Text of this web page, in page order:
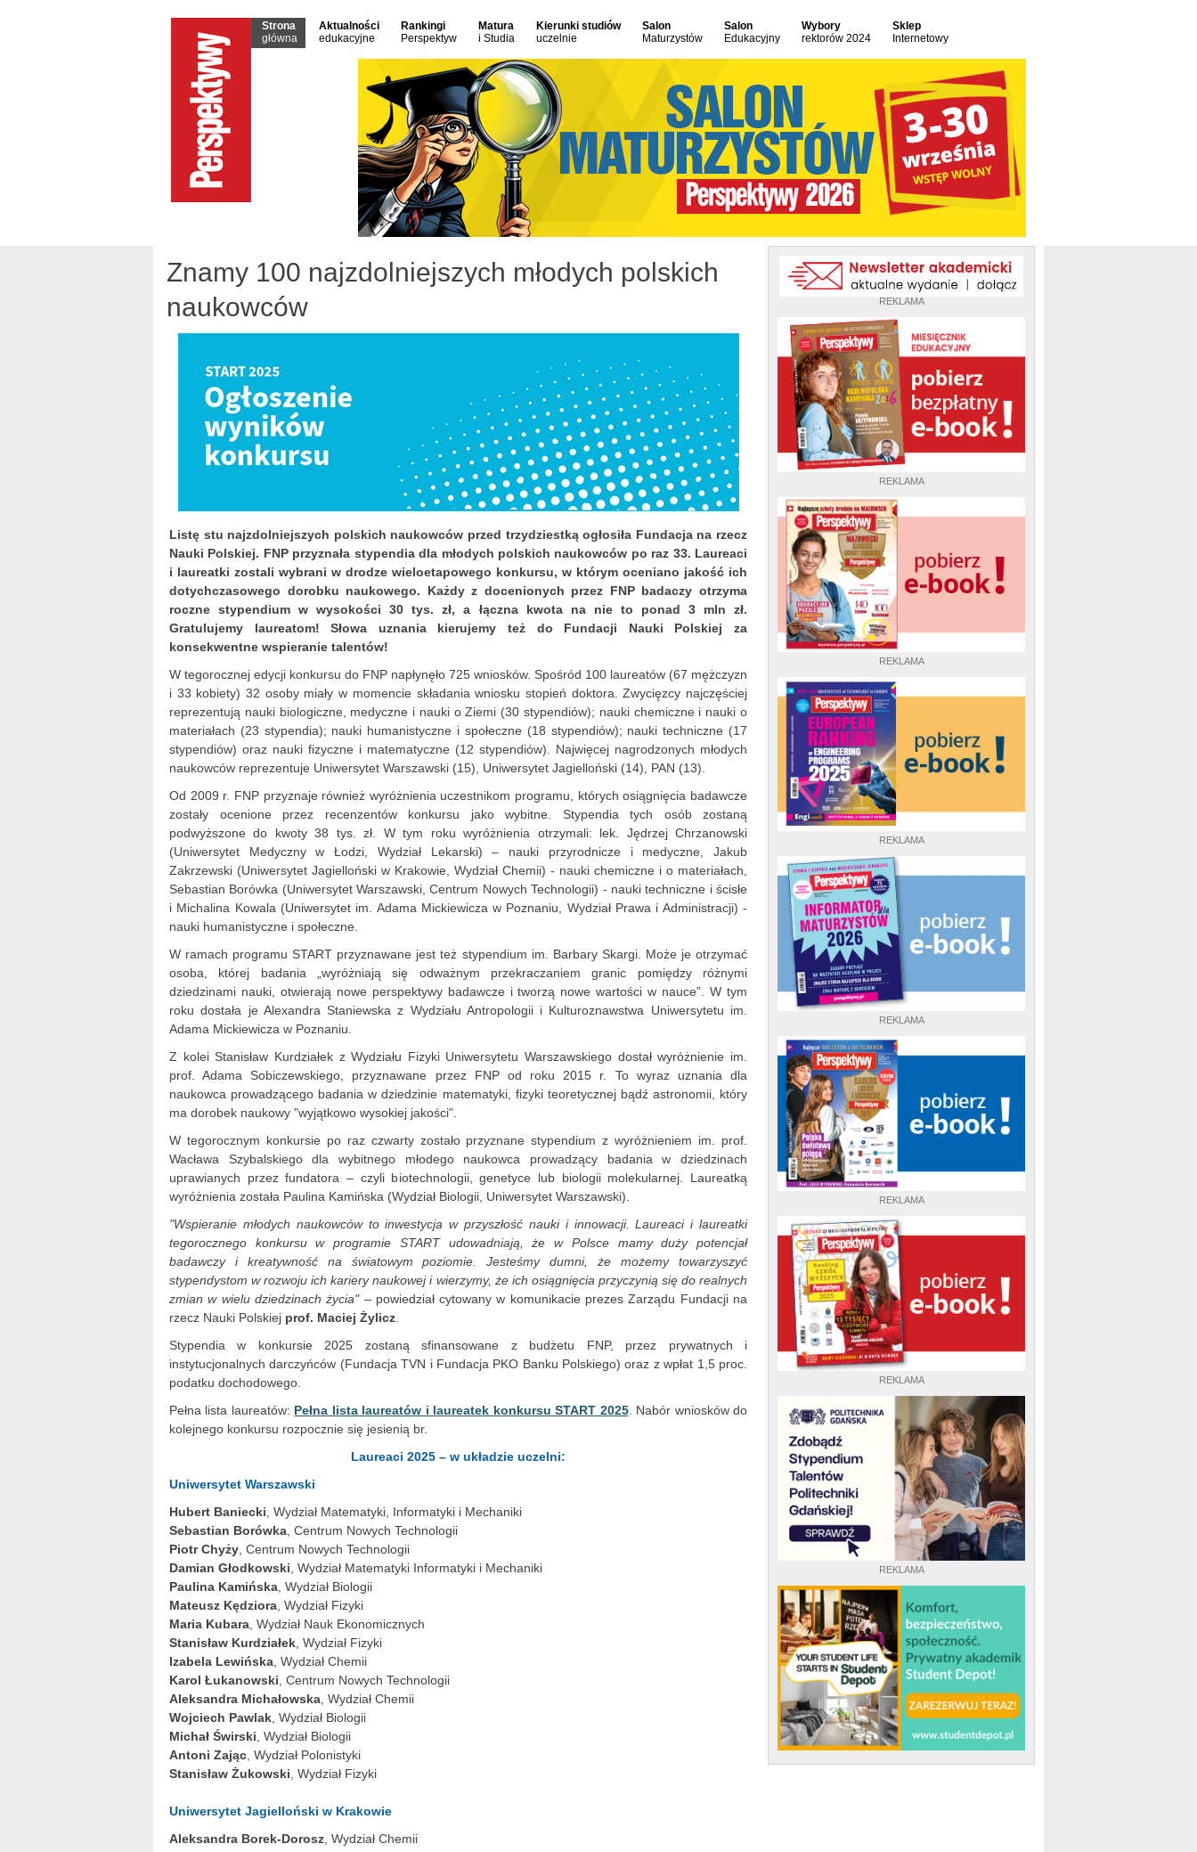
Strona
główna
Aktualności
edukacyjne
Rankingi
Perspektyw
Matura
i Studia
Kierunki studiów
uczelnie
Salon
Maturzystów
Salon
Edukacyjny
Wybory
rektorów 2024
Sklep
Internetowy
REKLAMA
REKLAMA
REKLAMA
REKLAMA
REKLAMA
REKLAMA
REKLAMA
REKLAMA
Znamy 100 najzdolniejszych młodych polskich
naukowców
Listę stu najzdolniejszych polskich naukowców przed trzydziestką ogłosiła Fundacja na rzecz
Nauki Polskiej. FNP przyznała stypendia dla młodych polskich naukowców po raz 33. Laureaci
i laureatki zostali wybrani w drodze wieloetapowego konkursu, w którym oceniano jakość ich
dotychczasowego dorobku naukowego. Każdy z docenionych przez FNP badaczy otrzyma
roczne stypendium w wysokości 30 tys. zł, a łączna kwota na nie to ponad 3 mln zł.
Gratulujemy laureatom! Słowa uznania kierujemy też do Fundacji Nauki Polskiej za
konsekwentne wspieranie talentów!
W tegorocznej edycji konkursu do FNP napłynęło 725 wniosków. Spośród 100 laureatów (67 mężczyzn
i 33 kobiety) 32 osoby miały w momencie składania wniosku stopień doktora. Zwycięzcy najczęściej
reprezentują nauki biologiczne, medyczne i nauki o Ziemi (30 stypendiów); nauki chemiczne i nauki o
materiałach (23 stypendia); nauki humanistyczne i społeczne (18 stypendiów); nauki techniczne (17
stypendiów) oraz nauki fizyczne i matematyczne (12 stypendiów). Najwięcej nagrodzonych młodych
naukowców reprezentuje Uniwersytet Warszawski (15), Uniwersytet Jagielloński (14), PAN (13).
Od 2009 r. FNP przyznaje również wyróżnienia uczestnikom programu, których osiągnięcia badawcze
zostały ocenione przez recenzentów konkursu jako wybitne. Stypendia tych osób zostaną
podwyższone do kwoty 38 tys. zł. W tym roku wyróżnienia otrzymali: lek. Jędrzej Chrzanowski
(Uniwersytet Medyczny w Łodzi, Wydział Lekarski) – nauki przyrodnicze i medyczne, Jakub
Zakrzewski (Uniwersytet Jagielloński w Krakowie, Wydział Chemii) - nauki chemiczne i o materiałach,
Sebastian Borówka (Uniwersytet Warszawski, Centrum Nowych Technologii) - nauki techniczne i ścisłe
i Michalina Kowala (Uniwersytet im. Adama Mickiewicza w Poznaniu, Wydział Prawa i Administracji) -
nauki humanistyczne i społeczne.
W ramach programu START przyznawane jest też stypendium im. Barbary Skargi. Może je otrzymać
osoba, której badania „wyróżniają się odważnym przekraczaniem granic pomiędzy różnymi
dziedzinami nauki, otwierają nowe perspektywy badawcze i tworzą nowe wartości w nauce”. W tym
roku dostała je Alexandra Staniewska z Wydziału Antropologii i Kulturoznawstwa Uniwersytetu im.
Adama Mickiewicza w Poznaniu.
Z kolei Stanisław Kurdziałek z Wydziału Fizyki Uniwersytetu Warszawskiego dostał wyróżnienie im.
prof. Adama Sobiczewskiego, przyznawane przez FNP od roku 2015 r. To wyraz uznania dla
naukowca prowadzącego badania w dziedzinie matematyki, fizyki teoretycznej bądź astronomii, który
ma dorobek naukowy "wyjątkowo wysokiej jakości".
W tegorocznym konkursie po raz czwarty zostało przyznane stypendium z wyróżnieniem im. prof.
Wacława Szybalskiego dla wybitnego młodego naukowca prowadzący badania w dziedzinach
uprawianych przez fundatora – czyli biotechnologii, genetyce lub biologii molekularnej. Laureatką
wyróżnienia została Paulina Kamińska (Wydział Biologii, Uniwersytet Warszawski).
"Wspieranie młodych naukowców to inwestycja w przyszłość nauki i innowacji. Laureaci i laureatki
tegorocznego konkursu w programie START udowadniają, że w Polsce mamy duży potencjał
badawczy i kreatywność na światowym poziomie. Jesteśmy dumni, że możemy towarzyszyć
stypendystom w rozwoju ich kariery naukowej i wierzymy, że ich osiągnięcia przyczynią się do realnych
zmian w wielu dziedzinach życia"– powiedział cytowany w komunikacie prezes Zarządu Fundacji na
rzecz Nauki Polskiej prof. Maciej Żylicz
Stypendia w konkursie 2025 zostaną sfinansowane z budżetu FNP, przez prywatnych i
instytucjonalnych darczyńców (Fundacja TVN i Fundacja PKO Banku Polskiego) oraz z wpłat 1,5 proc.
podatku dochodowego.
Pełna lista laureatów: Pełna lista laureatów i laureatek konkursu START 2025. Nabór wniosków do
kolejnego konkursu rozpocznie się jesienią br.
Laureaci 2025 – w układzie uczelni:
Uniwersytet Warszawski
Hubert Baniecki , Wydział Matematyki, Informatyki i Mechaniki
Sebastian Borówka , Centrum Nowych Technologii
Piotr Chyży , Centrum Nowych Technologii
Damian Głodkowski , Wydział Matematyki Informatyki i Mechaniki
Paulina Kamińska , Wydział Biologii
Mateusz Kędziora , Wydział Fizyki
Maria Kubara , Wydział Nauk Ekonomicznych
Stanisław Kurdziałek , Wydział Fizyki
Izabela Lewińska , Wydział Chemii
Karol Łukanowski , Centrum Nowych Technologii
Aleksandra Michałowska , Wydział Chemii
Wojciech Pawlak , Wydział Biologii
Michał Świrski , Wydział Biologii
Antoni Zając , Wydział Polonistyki
Stanisław Żukowski , Wydział Fizyki
Uniwersytet Jagielloński w Krakowie
Aleksandra Borek-Dorosz , Wydział Chemii